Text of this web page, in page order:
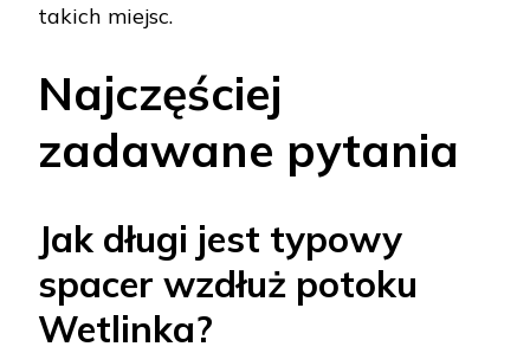
takich miejsc.
Najczęściej
zadawane pytania
Jak długi jest typowy
spacer wzdłuż potoku
Wetlinka?